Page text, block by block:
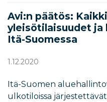
Avi:n päätös:
yleisötilaisuudet ja
Itä-Suomessa
1.12.2020
Itä-Suomen
ulkotiloissa